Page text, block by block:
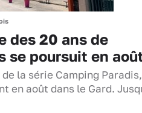
des 20 ans de
se poursuit en
de la série Camping
en août dans le Gard.